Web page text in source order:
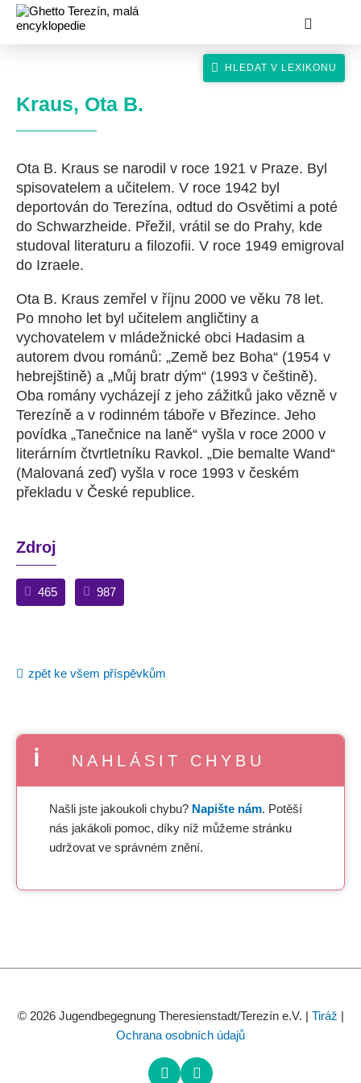
hledat
Kraus, Ota B.
Ota B. Kraus se narodil v roce 1921 v Praze. Byl
spisovatelem a učitelem. V roce 1942 byl
deportován do Terezína, odtud do Osvětimi a poté
do Schwarzheide. Přežil, vrátil se do Prahy, kde
studoval literaturu a filozofii. V roce 1949 emigroval
do Izraele.
Ota B. Kraus zemřel v říjnu 2000 ve věku 78 let.
Po mnoho let byl učitelem angličtiny a
vychovatelem v mládežnické obci Hadasim a
autorem dvou románů: „Země bez Boha“ (1954 v
hebrejštině) a „Můj bratr dým“ (1993 v češtině).
Oba romány vycházejí z jeho zážitků jako vězně v
Terezíně a v rodinném táboře v Březince. Jeho
povídka „Tanečnice na laně“ vyšla v roce 2000 v
literárním čtvrtletníku Ravkol. „Die bemalte Wand“
(Malovaná zeď) vyšla v roce 1993 v českém
překladu v České republice.
Zdroj
465 987
zpět ke všem příspěvkům
NAHLÁSIT CHYBU
Našli jste jakoukoli chybu? Napište nám. Potěší
nás jakákoli pomoc, díky níž můžeme stránku
udržovat ve správném znění.
© 2026 Jugendbegegnung Theresienstadt/Terezín e.V. | Tiráž |
Ochrana osobních údajů